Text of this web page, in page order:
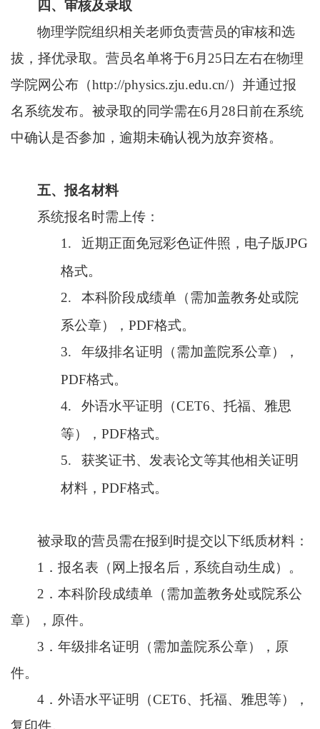
四、审核及录取
物理学院组织相关老师负责营员的审核和选
拔，择优录取。营员名单将于6 月 25 日左右在物理
学院网公布（http://physics.zju.edu.cn/）并通过报
名系统发布。被录取的同学需在6 月 28 日前在系统
中确认是否参加，逾期未确认视为放弃资格。
五、报名材料
系统报名时需上传：
1.
近期正面免冠彩色证件照，电子版JPG
格式。
2.
本科阶段成绩单（需加盖教务处或院
系公章）， PDF格式。
3.
年级排名证明（需加盖院系公章），
PDF格式。
4.
外语水平证明（CET6、托福、雅思
等）， PDF格式。
5.
获奖证书、发表论文等其他相关证明
材料， PDF格式。
被录取的营员需在报到时提交以下纸质材料：
1． 报名表（网上报名后，系统自动生成）。
2． 本科阶段成绩单（需加盖教务处或院系公
章），原件。
3． 年级排名证明（需加盖院系公章），原
件。
4． 外语水平证明（CET6、托福、雅思等），
复印件。